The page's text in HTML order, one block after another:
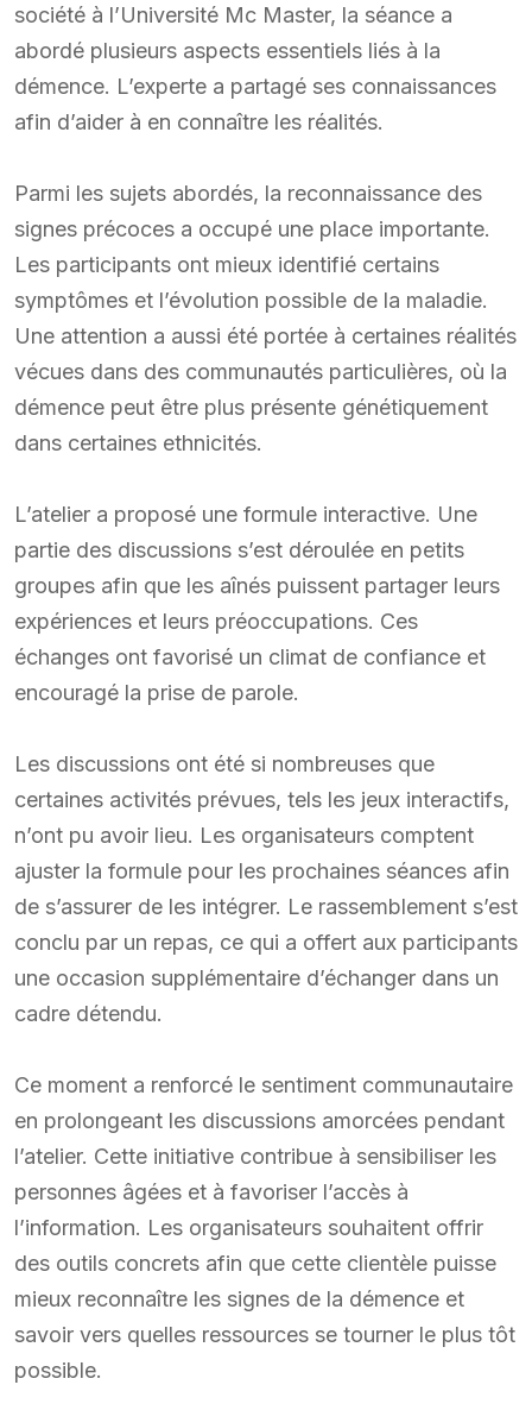
société à l’Université Mc Master, la séance a
abordé plusieurs aspects essentiels liés à la
démence. L’experte a partagé ses connaissances
afin d’aider à en connaître les réalités.
Parmi les sujets abordés, la reconnaissance des
signes précoces a occupé une place importante.
Les participants ont mieux identifié certains
symptômes et l’évolution possible de la maladie.
Une attention a aussi été portée à certaines réalités
vécues dans des communautés particulières, où la
démence peut être plus présente génétiquement
dans certaines ethnicités.
L’atelier a proposé une formule interactive. Une
partie des discussions s’est déroulée en petits
groupes afin que les aînés puissent partager leurs
expériences et leurs préoccupations. Ces
échanges ont favorisé un climat de confiance et
encouragé la prise de parole.
Les discussions ont été si nombreuses que
certaines activités prévues, tels les jeux interactifs,
n’ont pu avoir lieu. Les organisateurs comptent
ajuster la formule pour les prochaines séances afin
de s’assurer de les intégrer. Le rassemblement s’est
conclu par un repas, ce qui a offert aux participants
une occasion supplémentaire d’échanger dans un
cadre détendu.
Ce moment a renforcé le sentiment communautaire
en prolongeant les discussions amorcées pendant
l’atelier. Cette initiative contribue à sensibiliser les
personnes âgées et à favoriser l’accès à
l’information. Les organisateurs souhaitent offrir
des outils concrets afin que cette clientèle puisse
mieux reconnaître les signes de la démence et
savoir vers quelles ressources se tourner le plus tôt
possible.